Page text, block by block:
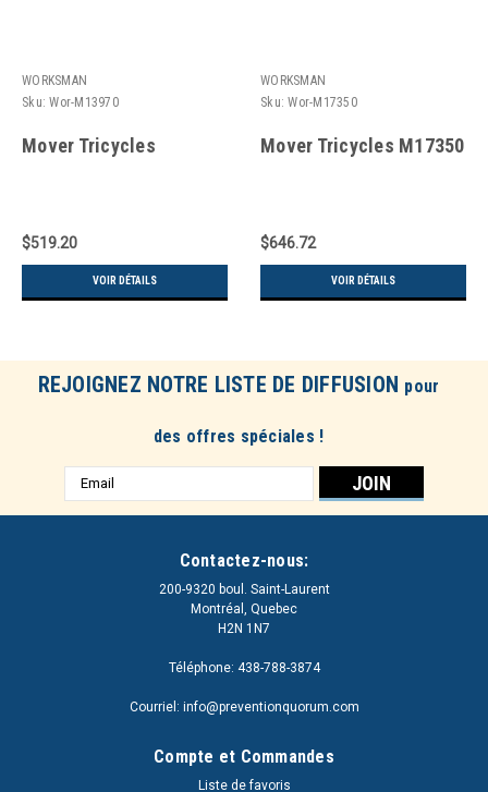
WORKSMAN
Sku: Wor-M13970
Mover Tricycles
$519.20
VOIR DÉTAILS
WORKSMAN
Sku: Wor-M17350
Mover Tricycles M17350
$646.72
VOIR DÉTAILS
REJOIGNEZ NOTRE LISTE DE DIFFUSION pour
des offres spéciales !
Adresse
e-
Contactez-nous:
200-9320 boul. Saint-Laurent
Montréal, Quebec
H2N 1N7
Téléphone: 438-788-3874
Courriel: info@preventionquorum.com
Compte et Commandes
Liste de favoris